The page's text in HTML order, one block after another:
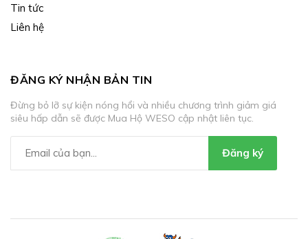
Tin tức
Liên hệ
ĐĂNG KÝ NHẬN BẢN TIN
Đừng bỏ lỡ sự kiện nóng hổi và nhiều chương trình giảm giá
siêu hấp dẫn sẽ được Mua Hộ WESO cập nhật liên tục.
Đăng ký